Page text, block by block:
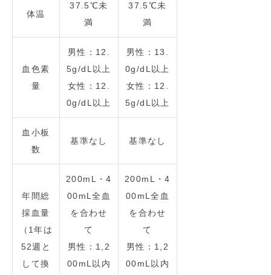
体温
37.5℃未
満
37.5℃未
満
血色素
量
男性：12.
5g/dL以上
女性：12.
0g/dL以上
男性：13.
0g/dL以上
女性：12.
5g/dL以上
血小板
数
基準なし 基準なし
年間総
採血量
（1年は
52週と
して換
200mL・4
00mL全血
を合わせ
て
男性：1,2
00mL以内
200mL・4
00mL全血
を合わせ
て
男性：1,2
00mL以内